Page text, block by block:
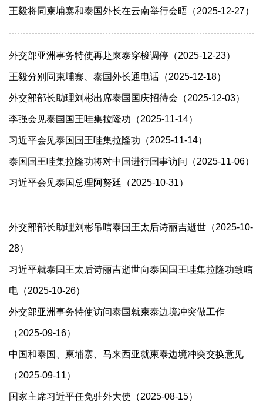
王毅将同柬埔寨和泰国外长在云南举行会晤（2025-12-27）
外交部亚洲事务特使再赴柬泰穿梭调停（2025-12-23）
王毅分别同柬埔寨、泰国外长通电话（2025-12-18）
外交部部长助理刘彬出席泰国国庆招待会（2025-12-03）
李强会见泰国国王哇集拉隆功（2025-11-14）
习近平会见泰国国王哇集拉隆功（2025-11-14）
泰国国王哇集拉隆功将对中国进行国事访问（2025-11-06）
习近平会见泰国总理阿努廷（2025-10-31）
外交部部长助理刘彬吊唁泰国王太后诗丽吉逝世（2025-10-
28）
习近平就泰国王太后诗丽吉逝世向泰国国王哇集拉隆功致唁
电（2025-10-26）
外交部亚洲事务特使访问泰国就柬泰边境冲突做工作
（2025-09-16）
中国和泰国、柬埔寨、马来西亚就柬泰边境冲突交换意见
（2025-09-11）
国家主席习近平任免驻外大使（2025-08-15）